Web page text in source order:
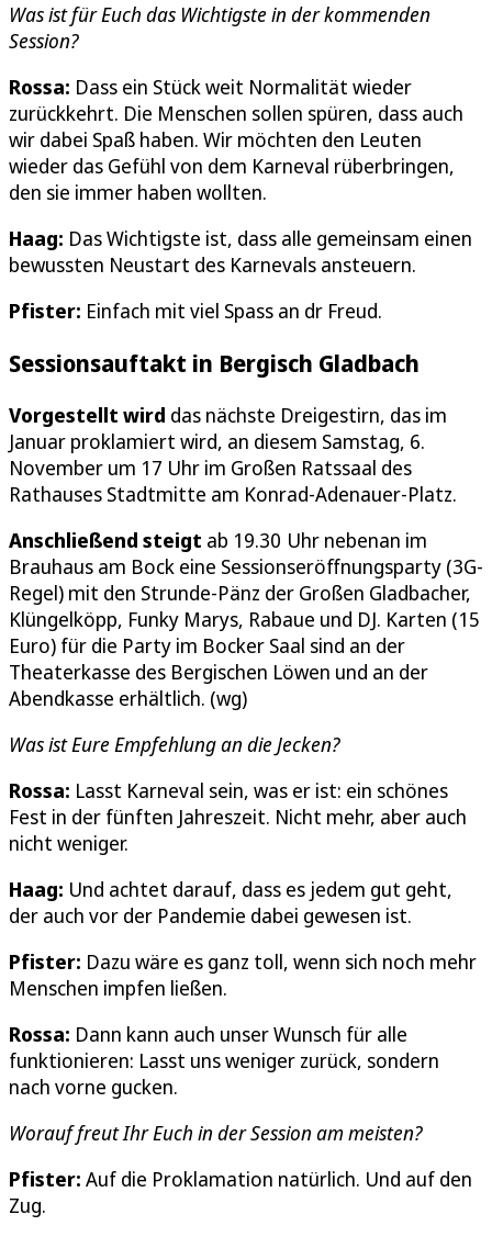
Was ist für Euch das Wichtigste in der kommenden
Session?
Rossa: Dass ein Stück weit Normalität wieder
zurückkehrt. Die Menschen sollen spüren, dass auch
wir dabei Spaß haben. Wir möchten den Leuten
wieder das Gefühl von dem Karneval rüberbringen,
den sie immer haben wollten.
Haag: Das Wichtigste ist, dass alle gemeinsam einen
bewussten Neustart des Karnevals ansteuern.
Pfister: Einfach mit viel Spass an dr Freud.
Sessionsauftakt in Bergisch Gladbach
Vorgestellt wird das nächste Dreigestirn, das im
Januar proklamiert wird, an diesem Samstag, 6.
November um 17 Uhr im Großen Ratssaal des
Rathauses Stadtmitte am Konrad-Adenauer-Platz.
Anschließend steigt ab 19.30 Uhr nebenan im
Brauhaus am Bock eine Sessionseröffnungsparty (3G-
Regel) mit den Strunde-Pänz der Großen Gladbacher,
Klüngelköpp, Funky Marys, Rabaue und DJ. Karten (15
Euro) für die Party im Bocker Saal sind an der
Theaterkasse des Bergischen Löwen und an der
Abendkasse erhältlich. (wg)
Was ist Eure Empfehlung an die Jecken?
Rossa: Lasst Karneval sein, was er ist: ein schönes
Fest in der fünften Jahreszeit. Nicht mehr, aber auch
nicht weniger.
Haag: Und achtet darauf, dass es jedem gut geht,
der auch vor der Pandemie dabei gewesen ist.
Pfister: Dazu wäre es ganz toll, wenn sich noch mehr
Menschen impfen ließen.
Rossa: Dann kann auch unser Wunsch für alle
funktionieren: Lasst uns weniger zurück, sondern
nach vorne gucken.
Worauf freut Ihr Euch in der Session am meisten?
Pfister: Auf die Proklamation natürlich. Und auf den
Zug.